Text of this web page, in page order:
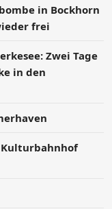
in Bockhorn
frei
Zwei Tage
in den